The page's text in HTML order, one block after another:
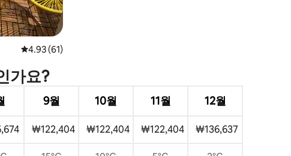
평점 4.93점(5점 만점), 후기 61개
4.93 (61)
가요?
9월 10월 11월 12월
₩122,404 ₩122,404 ₩122,404 ₩136,637